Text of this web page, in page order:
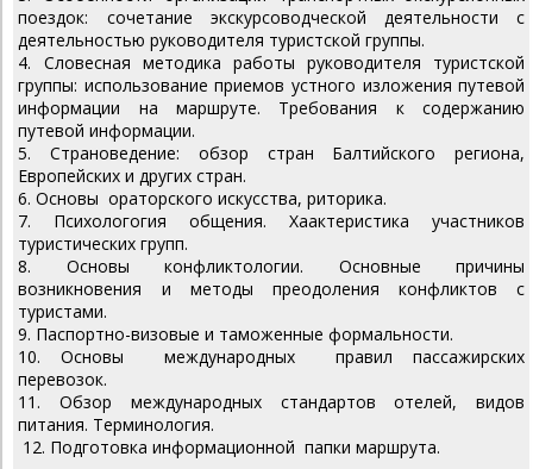
поездок: сочетание экскурсоводческой деятельности с
деятельностью руководителя туристской группы.
4. Словесная методика работы руководителя туристской
группы: использование приемов устного изложения путевой
информации на маршруте. Требования к содержанию
путевой информации.
5. Страноведение: обзор стран Балтийского региона,
Европейских и других стран.
6. Основы ораторского искусства, риторика.
7. Психологогия общения. Хаактеристика участников
туристических групп.
8. Основы конфликтологии. Основные причины
возникновения и методы преодоления конфликтов с
туристами.
9. Паспортно-визовые и таможенные формальности.
10. Основы международных правил пассажирских
перевозок.
11. Обзор международных стандартов отелей, видов
питания. Терминология.
12. Подготовка информационной папки маршрута.